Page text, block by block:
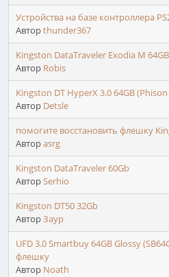
Устройства на базе контроллера
Авторthunder367
Kingston DataTraveler Exodia M
Автор Robis
Kingston DT HyperX 3.0 64GB (Phison
Автор Detsle
помогите восстановить флешку
Авторasrg
Kingston DataTraveler 60Gb
АвторSerhio
Kingston DT50 32Gb
АвторЗаур
UFD 3.0 Smartbuy 64GB Glossy
флешку
Автор Noath